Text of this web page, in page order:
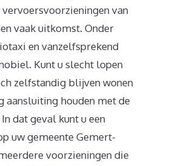
vervoersvoorzieningen van
vaak uitkomst. Onder
en vanzelfsprekend
Kunt u slecht lopen
zelfstandig blijven wonen
aansluiting houden met de
dat geval kunt u een
uw gemeente Gemert-
voorzieningen die